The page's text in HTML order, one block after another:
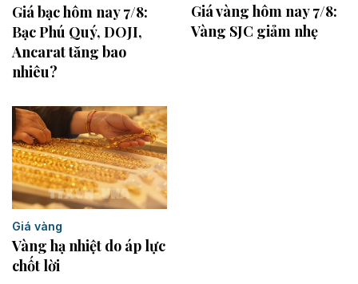
Giá bạc hôm nay 7/8:
Bạc Phú Quý, DOJI,
Ancarat tăng bao
nhiêu?
Giá vàng hôm nay 7/8:
Vàng SJC giảm nhẹ
Giá vàng
Vàng hạ nhiệt do áp lực
chốt lời